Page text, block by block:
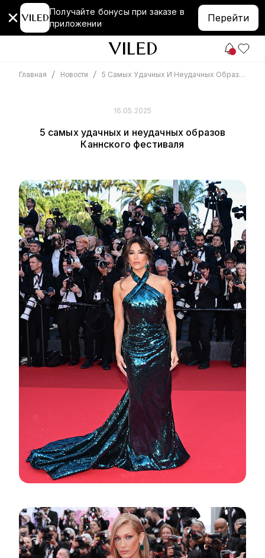
Получайте бонусы при заказе в
приложении
Перейти
Главная / Новости / 5 Самых Удачных И Неудачных Образов Каннского Фестиваля
16.05.2025
5 самых удачных и неудачных образов
Каннского фестиваля